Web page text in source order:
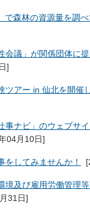
で森林の資源量を調
会議」が関係団体に
]
ツアー in 仙北を開催
事ナビ」のウェブサ
04月10日]
をしてみませんか！ [
境及び雇用労働管理
31日]